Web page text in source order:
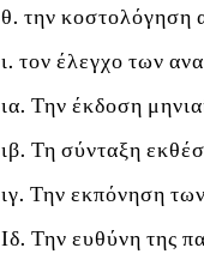
θ. την κοστολόγηση
ι. τον έλεγχο των
ια. Την έκδοση
ιβ. Τη σύνταξη
ιγ. Την εκπόνηση
Ιδ. Την ευθύνη της